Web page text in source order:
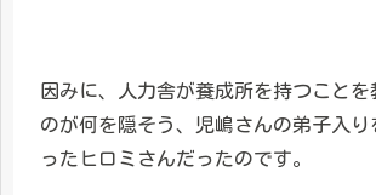
因みに、人力舎が養成所を持つことを
のが何を隠そう、児嶋さんの弟子入り
ったヒロミさんだったのです。